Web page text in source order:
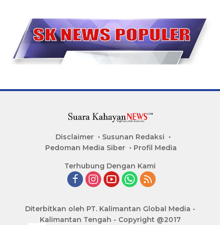
Disclaimer
Susunan Redaksi
Pedoman Media Siber
Profil Media
Terhubung Dengan Kami
Diterbitkan oleh PT. Kalimantan Global Media -
Kalimantan Tengah - Copyright @2017